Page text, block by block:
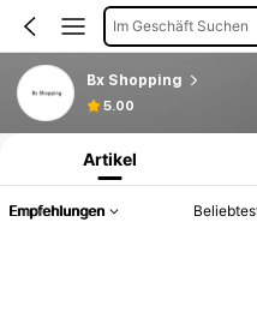
Im Geschäft Suchen
Bx Shopping
5.00
Produktinformation: Preisangabe,
Artikel
Empfehlungen